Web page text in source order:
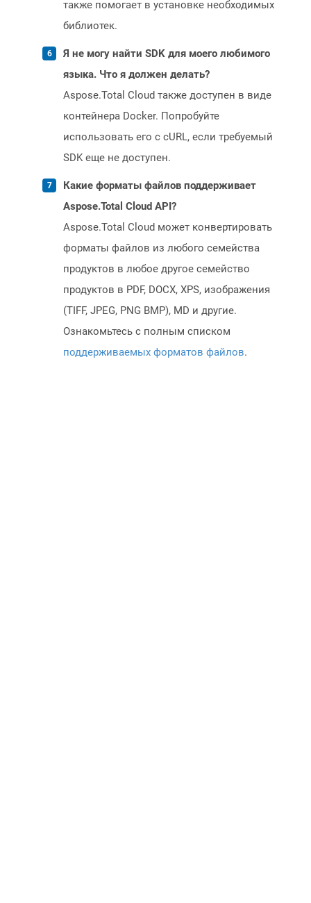
также помогает в установке необходимых
библиотек.
Я не могу найти SDK для моего любимого
языка. Что я должен делать?
Aspose.Total Cloud также доступен в виде
контейнера Docker. Попробуйте
использовать его с cURL, если требуемый
SDK еще не доступен.
Какие форматы файлов поддерживает
Aspose.Total Cloud API?
Aspose.Total Cloud может конвертировать
форматы файлов из любого семейства
продуктов в любое другое семейство
продуктов в PDF, DOCX, XPS, изображения
(TIFF, JPEG, PNG BMP), MD и другие.
Ознакомьтесь с полным списком
поддерживаемых форматов файлов.